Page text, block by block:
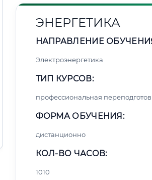
ЭНЕРГЕТИКА
НАПРАВЛЕНИЕ
Электроэнергетика
ТИП КУРСОВ:
профессиональная
ФОРМА ОБУЧЕНИЯ:
дистанционно
КОЛ-ВО ЧАСОВ:
1010